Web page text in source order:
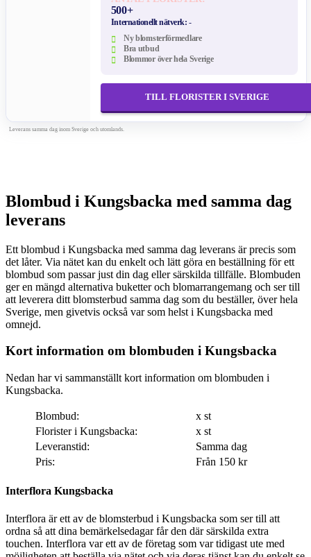
500+
Internationellt nätverk: -
Ny blomsterförmedlare
Bra utbud
Blommor över hela Sverige
TILL FLORISTER I SVERIGE
Leverans samma dag inom Sverige och utomlands.
Blombud i Kungsbacka med samma dag
leverans
Ett blombud i Kungsbacka med samma dag leverans är precis som
det låter. Via nätet kan du enkelt och lätt göra en beställning för ett
blombud som passar just din dag eller särskilda tillfälle. Blombuden
ger en mängd alternativa buketter och blomarrangemang och ser till
att leverera ditt blomsterbud samma dag som du beställer, över hela
Sverige, men givetvis också var som helst i Kungsbacka med
omnejd.
Kort information om blombuden i Kungsbacka
Nedan har vi sammanställt kort information om blombuden i
Kungsbacka.
Blombud:
x st
Florister i Kungsbacka:
x st
Leveranstid:
Samma dag
Pris:
Från 150 kr
Interflora Kungsbacka
Interflora är ett av de blomsterbud i Kungsbacka som ser till att
ordna så att dina bemärkelsedagar får den där särskilda extra
touchen. Interflora var ett av de företag som var tidigast ute med